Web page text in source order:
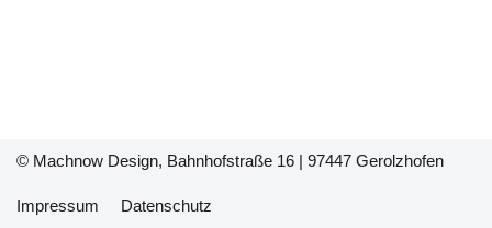
© Machnow Design, Bahnhofstraße 16 | 97447 Gerolzhofen
Impressum Datenschutz